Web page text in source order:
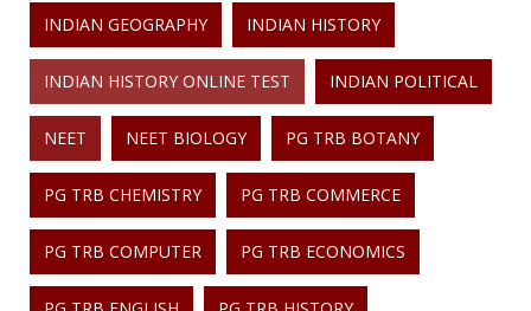
INDIAN GEOGRAPHY INDIAN HISTORY
INDIAN HISTORY ONLINE TEST INDIAN POLITICAL
NEET NEET BIOLOGY PG TRB BOTANY
PG TRB CHEMISTRY PG TRB COMMERCE
PG TRB COMPUTER PG TRB ECONOMICS